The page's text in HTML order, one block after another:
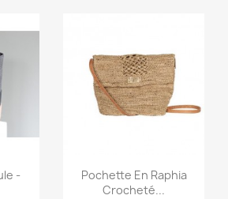
-
Aperçu rapide
Pochette En Raphia
Crocheté...